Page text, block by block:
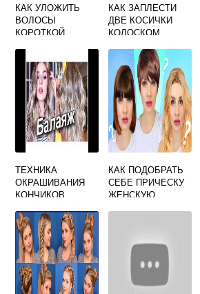
КАК УЛОЖИТЬ
ВОЛОСЫ
КОРОТКОЙ
КАК ЗАПЛЕСТИ
ДВЕ КОСИЧКИ
КОЛОСКОМ
ТЕХНИКА
ОКРАШИВАНИЯ
КОНЧИКОВ
ДОМАШНИХ
УСЛОВИЯХ
КАК ПОДОБРАТЬ
СЕБЕ ПРИЧЕСКУ
ЖЕНСКУЮ